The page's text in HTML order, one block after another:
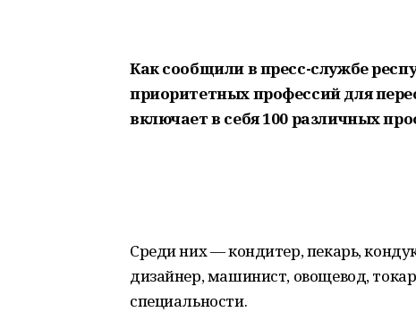
Как сообщили в пресс-службе
приоритетных профессий для
включает в себя 100 различных
Среди них — кондитер, пекарь,
дизайнер, машинист, овощевод,
специальности.